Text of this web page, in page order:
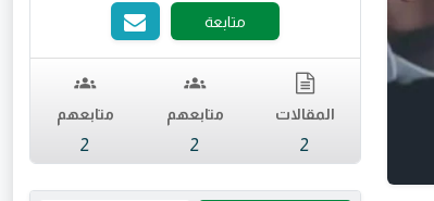
متابعة
المقالات
2
متابعهم
2
متابعهم
2